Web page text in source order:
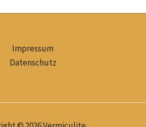
Impressum
Datenschutz